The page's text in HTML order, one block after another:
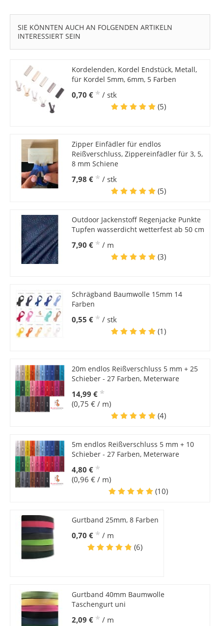
SIE KÖNNTEN AUCH AN FOLGENDEN ARTIKELN
INTERESSIERT SEIN
Kordelenden, Kordel Endstück, Metall,
für Kordel 5mm, 6mm, 5 Farben
0,70 € * / stk
(5)
Zipper Einfädler für endlos
Reißverschluss, Zippereinfädler für 3, 5,
8 mm Schiene
7,98 € * / stk
(5)
Outdoor Jackenstoff Regenjacke Punkte
Tupfen wasserdicht wetterfest ab 50 cm
7,90 € * / m
(3)
Schrägband Baumwolle 15mm 14
Farben
0,55 € * / stk
(1)
20m endlos Reißverschluss 5 mm + 25
Schieber - 27 Farben, Meterware
14,99 € *
(0,75 € / m)
(4)
5m endlos Reißverschluss 5 mm + 10
Schieber - 27 Farben, Meterware
4,80 € *
(0,96 € / m)
(10)
Gurtband 25mm, 8 Farben
0,70 € * / m
(6)
Gurtband 40mm Baumwolle
Taschengurt uni
2,09 € * / m